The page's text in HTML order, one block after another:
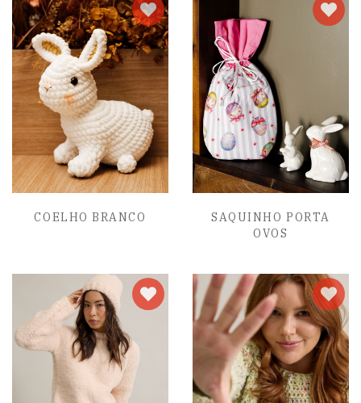
COELHO BRANCO
SAQUINHO PORTA
OVOS